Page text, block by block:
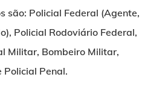
são: Policial Federal (Agente,
Policial Rodoviário Federal,
Militar, Bombeiro Militar,
Policial Penal.